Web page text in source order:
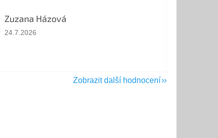
Zuzana Házová
Hodnocení obchodu je 5 z 5 hvězdiček.
24.7.2026
Zobrazit další hodnocení